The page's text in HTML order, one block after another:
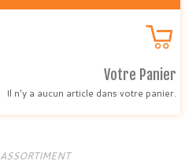
Votre Panier
Il n'y a aucun article dans votre panier.
ASSORTIMENT